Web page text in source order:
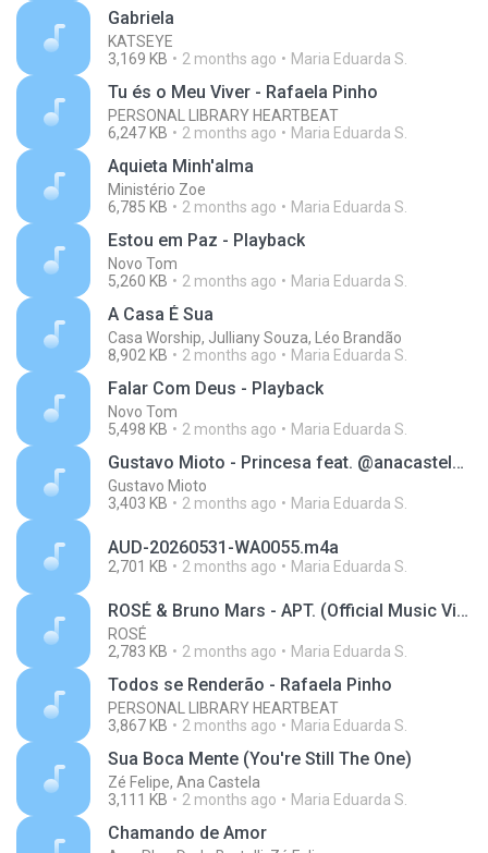
Gabriela
KATSEYE
3,169 KB
2 months ago Maria Eduarda S.
Tu és o Meu Viver - Rafaela Pinho
PERSONAL LIBRARY HEARTBEAT
6,247 KB
2 months ago Maria Eduarda S.
Aquieta Minh'alma
Ministério Zoe
6,785 KB
2 months ago Maria Eduarda S.
Estou em Paz - Playback
Novo Tom
5,260 KB
2 months ago Maria Eduarda S.
A Casa É Sua
Casa Worship, Julliany Souza, Léo Brandão
8,902 KB
2 months ago Maria Eduarda S.
Falar Com Deus - Playback
Novo Tom
5,498 KB
2 months ago Maria Eduarda S.
Gustavo Mioto - Princesa feat. @anacastelaoficial (Atemporal)
Gustavo Mioto
3,403 KB
2 months ago Maria Eduarda S.
AUD-20260531-WA0055.m4a
2,701 KB 2 months ago Maria Eduarda S.
ROSÉ & Bruno Mars - APT. (Official Music Video)
ROSÉ
2,783 KB
2 months ago Maria Eduarda S.
Todos se Renderão - Rafaela Pinho
PERSONAL LIBRARY HEARTBEAT
3,867 KB
2 months ago Maria Eduarda S.
Sua Boca Mente (You're Still The One)
Zé Felipe, Ana Castela
3,111 KB
2 months ago Maria Eduarda S.
Chamando de Amor